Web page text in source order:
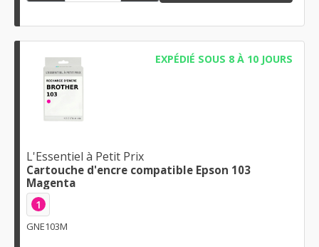
EXPÉDIÉ SOUS 8 À 10 JOURS
L'Essentiel à Petit Prix
Cartouche d'encre compatible Epson 103
Magenta
1
GNE103M